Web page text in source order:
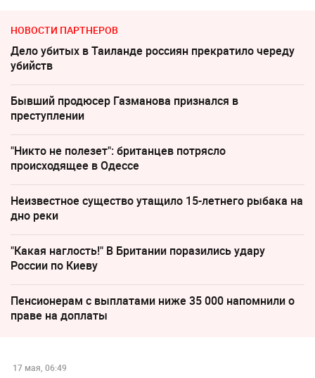
НОВОСТИ ПАРТНЕРОВ
Дело убитых в Таиланде россиян прекратило череду
убийств
Бывший продюсер Газманова признался в
преступлении
"Никто не полезет": британцев потрясло
происходящее в Одессе
Неизвестное существо утащило 15-летнего рыбака на
дно реки
"Какая наглость!" В Британии поразились удару
России по Киеву
Пенсионерам с выплатами ниже 35 000 напомнили о
праве на доплаты
17 мая, 06:49